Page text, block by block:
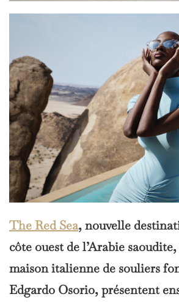
The Red Sea, nouvelle
côte ouest de l’Arabie
maison italienne de souliers
Edgardo Osorio, présentent